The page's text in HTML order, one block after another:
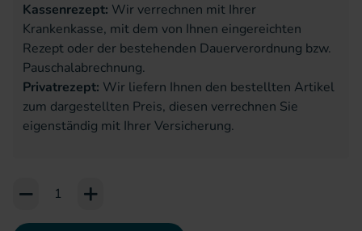
Kassenrezept: Wir verrechnen mit Ihrer
Krankenkasse, mit dem von Ihnen eingereichten
Rezept oder der bestehenden Dauerverordnung bzw.
Pauschalabrechnung.
Privatrezept: Wir liefern Ihnen den bestellten Artikel
zum dargestellten Preis, diesen verrechnen Sie
eigenständig mit Ihrer Versicherung.
Add to Cart or Wish List